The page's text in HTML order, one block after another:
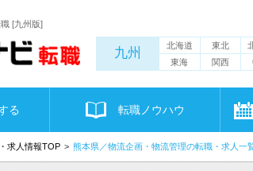
[九州版]
九州 北海道 東北
東海
関西
る 転職ノウハウ
求人情報TOP 熊本県／物流企画・物流管理の転職・求人一